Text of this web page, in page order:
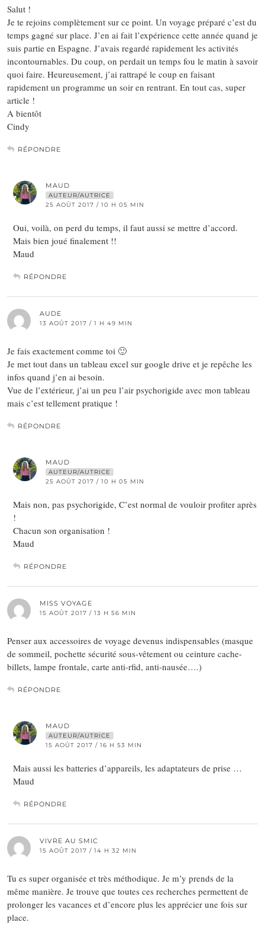
Salut !
Je te rejoins complètement sur ce point. Un voyage préparé c’est du
temps gagné sur place. J’en ai fait l’expérience cette année quand je
suis partie en Espagne. J’avais regardé rapidement les activités
incontournables. Du coup, on perdait un temps fou le matin à savoir
quoi faire. Heureusement, j’ai rattrapé le coup en faisant
rapidement un programme un soir en rentrant. En tout cas, super
article !
A bientôt
Cindy
RÉPONDRE
MAUD
AUTEUR/AUTRICE
25 AOÛT 2017 / 10 H 05 MIN
Oui, voilà, on perd du temps, il faut aussi se mettre d’accord.
Mais bien joué finalement !!
Maud
RÉPONDRE
AUDE
13 AOÛT 2017 / 1 H 49 MIN
Je fais exactement comme toi 🙂
Je met tout dans un tableau excel sur google drive et je repêche les
infos quand j’en ai besoin.
Vue de l’extérieur, j’ai un peu l’air psychorigide avec mon tableau
mais c’est tellement pratique !
RÉPONDRE
MAUD
AUTEUR/AUTRICE
25 AOÛT 2017 / 10 H 05 MIN
Mais non, pas psychorigide, C’est normal de vouloir profiter après
!
Chacun son organisation !
Maud
RÉPONDRE
MISS VOYAGE
15 AOÛT 2017 / 13 H 56 MIN
Penser aux accessoires de voyage devenus indispensables (masque
de sommeil, pochette sécurité sous-vêtement ou ceinture cache-
billets, lampe frontale, carte anti-rfid, anti-nausée….)
RÉPONDRE
MAUD
AUTEUR/AUTRICE
15 AOÛT 2017 / 16 H 53 MIN
Mais aussi les batteries d’appareils, les adaptateurs de prise …
Maud
RÉPONDRE
VIVRE AU SMIC
15 AOÛT 2017 / 14 H 32 MIN
Tu es super organisée et très méthodique. Je m’y prends de la
même manière. Je trouve que toutes ces recherches permettent de
prolonger les vacances et d’encore plus les apprécier une fois sur
place.